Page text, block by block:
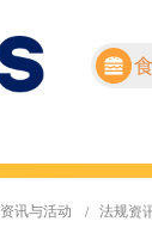
资讯与活动 法规资